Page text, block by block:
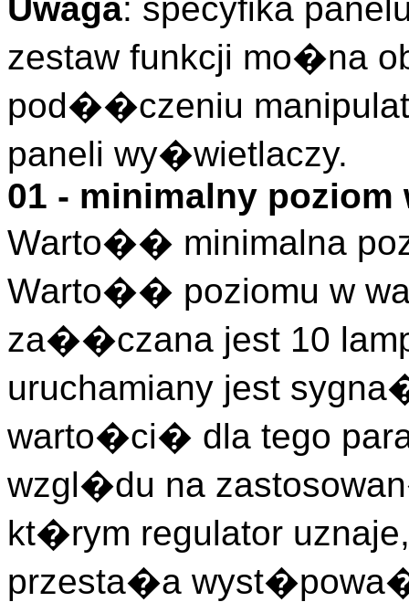
Uwaga: specyfika
zestaw funkcji mo�na
pod��czeniu
paneli wy�wietlaczy.
01 - minimalny
Warto�� minimalna
Warto�� poziomu w
za��czana jest 10
uruchamiany jest
warto�ci� dla tego
wzgl�du na
kt�rym regulator
przesta�a